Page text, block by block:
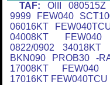
TAF: OIII 080515Z
9999 FEW040
06016KT
04008KT
0822/0902 34018KT
BKN090 PROB30 -
17008KT FEW040
17016KT FEW040TCU